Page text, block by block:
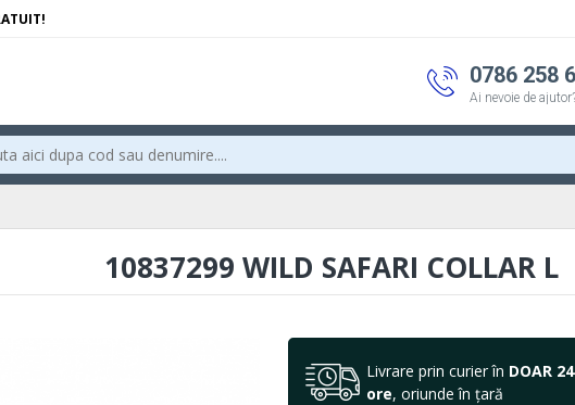
0786 258
Ai nevoie de
10837299 WILD SAFARI COLLAR L
Livrare prin curier în DOAR
ore, oriunde în țară